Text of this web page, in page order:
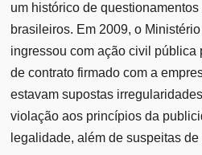
um histórico de
brasileiros. Em 2009, o
ingressou com ação civil pública
de contrato firmado com a
estavam supostas
violação aos princípios da
legalidade, além de suspeitas